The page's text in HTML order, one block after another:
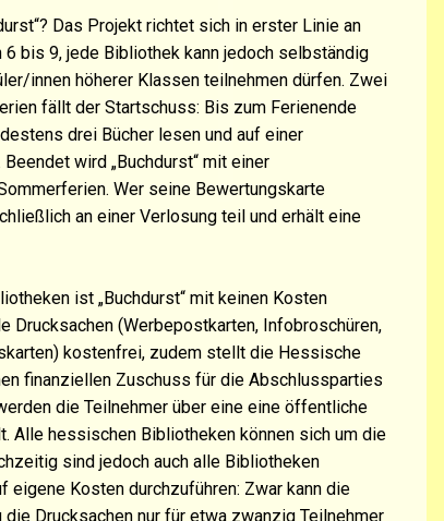
Das Projekt richtet sich in erster Linie an
bis 9, jede Bibliothek kann jedoch selbständig
innen höherer Klassen teilnehmen dürfen. Zwei
fällt der Startschuss: Bis zum Ferienende
drei Bücher lesen und auf einer
wird „Buchdurst“ mit einer
Wer seine Bewertungskarte
an einer Verlosung teil und erhält eine
ist „Buchdurst“ mit keinen Kosten
Drucksachen (Werbepostkarten, Infobroschüren,
kostenfrei, zudem stellt die Hessische
finanziellen Zuschuss für die Abschlussparties
die Teilnehmer über eine eine öffentliche
Alle hessischen Bibliotheken können sich um die
sind jedoch auch alle Bibliotheken
eigene Kosten durchzuführen: Zwar kann die
Drucksachen nur für etwa zwanzig Teilnehmer